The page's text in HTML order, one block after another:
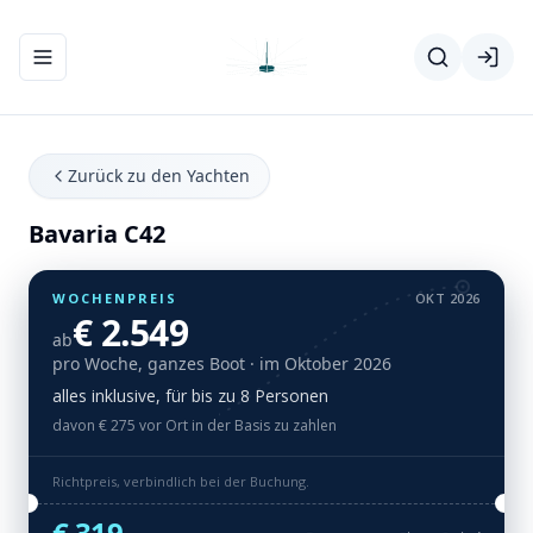
Navigationsmenü ein-/ausblenden
Zurück zu den Yachten
Bavaria C42
WOCHENPREIS OKT 2026
ab€ 2.549
pro Woche, ganzes Boot · im Oktober 2026
alles inklusive, für bis zu 8 Personen
davon € 275 vor Ort in der Basis zu zahlen
Richtpreis, verbindlich bei der Buchung.